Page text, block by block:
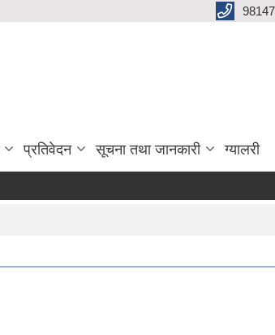
प्रतिवेदन सूचना तथा जानकारी ग्यालरी